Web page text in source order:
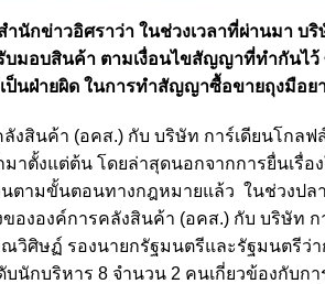
กข่าวอิศราว่า ในช่วงเวลาที่ผ่านมา บริ
มอบสินค้า ตามเงื่อนไขสัญญาที่ทำกันไว้
นฝ่ายผิด ในการทำสัญญาซื้อขายถุงมือย
งสินค้า (อคส.) กับ บริษัท การ์เดียนโกลฟ
าตั้งแต่ต้น โดยล่าสุดนอกจากการยื่นเรื่
ตามขั้นตอนทางกฎหมายแล้ว ในช่วงปล
ององค์การคลังสินค้า (อคส.) กับ บริษัท
วิศิษฏ์ รองนายกรัฐมนตรีและรัฐมนตรีว่
นักบริหาร 8 จำนวน 2 คนเกี่ยวข้องกับก